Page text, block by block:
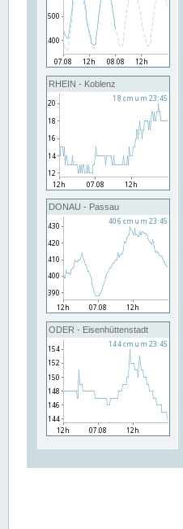
RHEIN - Koblenz
DONAU - Passau
ODER - Eisenhüttenstadt